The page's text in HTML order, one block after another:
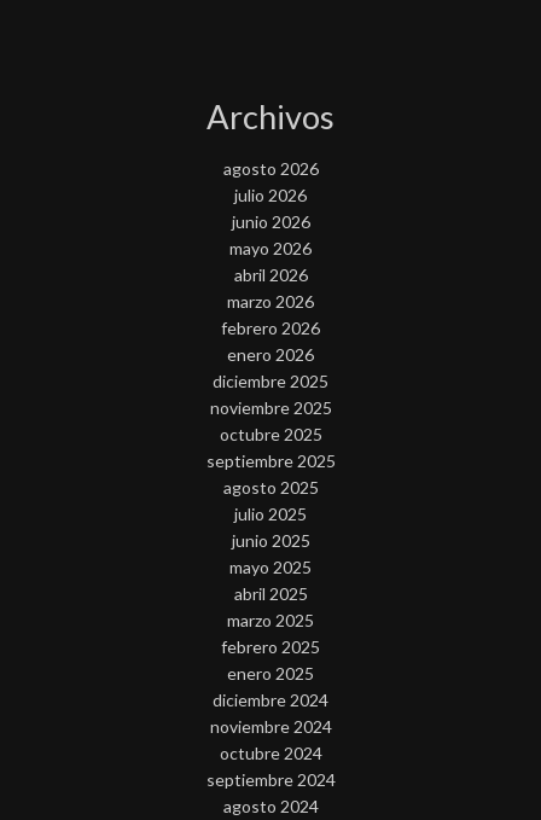
Archivos
agosto 2026
julio 2026
junio 2026
mayo 2026
abril 2026
marzo 2026
febrero 2026
enero 2026
diciembre 2025
noviembre 2025
octubre 2025
septiembre 2025
agosto 2025
julio 2025
junio 2025
mayo 2025
abril 2025
marzo 2025
febrero 2025
enero 2025
diciembre 2024
noviembre 2024
octubre 2024
septiembre 2024
agosto 2024